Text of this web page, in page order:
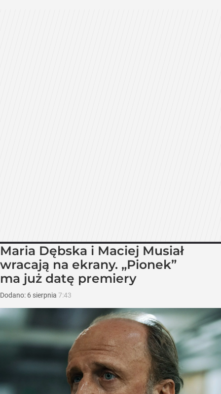
Maria Dębska i Maciej Musiał
wracają na ekrany. „Pionek”
ma już datę premiery
Dodano: 6 sierpnia 7:43